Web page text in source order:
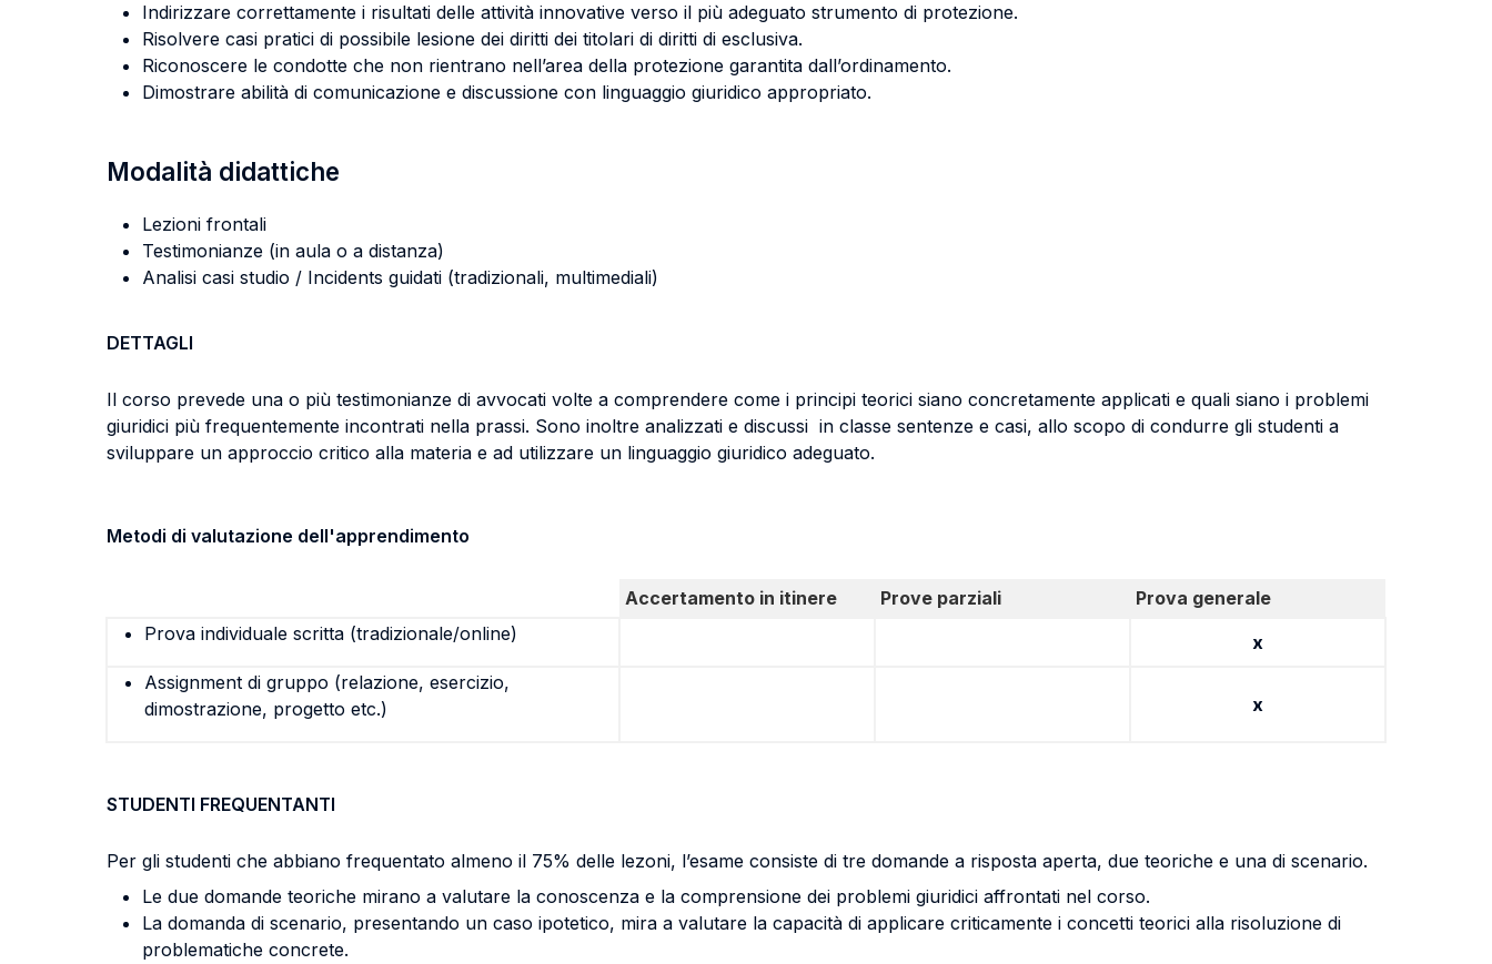
Indirizzare correttamente i risultati delle attività innovative verso il più adeguato strumento di protezione.
Risolvere casi pratici di possibile lesione dei diritti dei titolari di diritti di esclusiva.
Riconoscere le condotte che non rientrano nell’area della protezione garantita dall’ordinamento.
Dimostrare abilità di comunicazione e discussione con linguaggio giuridico appropriato.
Modalità didattiche
Lezioni frontali
Testimonianze (in aula o a distanza)
Analisi casi studio / Incidents guidati (tradizionali, multimediali)
DETTAGLI
Il corso prevede una o più testimonianze di avvocati volte a comprendere come i principi teorici siano concretamente applicati e quali siano i problemi
giuridici più frequentemente incontrati nella prassi. Sono inoltre analizzati e discussi in classe sentenze e casi, allo scopo di condurre gli studenti a
sviluppare un approccio critico alla materia e ad utilizzare un linguaggio giuridico adeguato.
Metodi di valutazione dell'apprendimento
Accertamento in itinere Prove parziali
Prova generale
Prova individuale scritta (tradizionale/online)
x
Assignment di gruppo (relazione, esercizio,
dimostrazione, progetto etc.)
x
STUDENTI FREQUENTANTI
Per gli studenti che abbiano frequentato almeno il 75% delle lezoni, l’esame consiste di tre domande a risposta aperta, due teoriche e una di scenario.
Le due domande teoriche mirano a valutare la conoscenza e la comprensione dei problemi giuridici affrontati nel corso.
La domanda di scenario, presentando un caso ipotetico, mira a valutare la capacità di applicare criticamente i concetti teorici alla risoluzione di
problematiche concrete.